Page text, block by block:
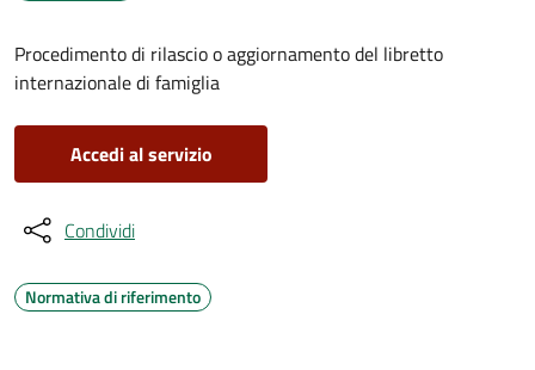
Procedimento di rilascio o aggiornamento del libretto
internazionale di famiglia
Accedi al servizio
Condividi
Normativa di riferimento